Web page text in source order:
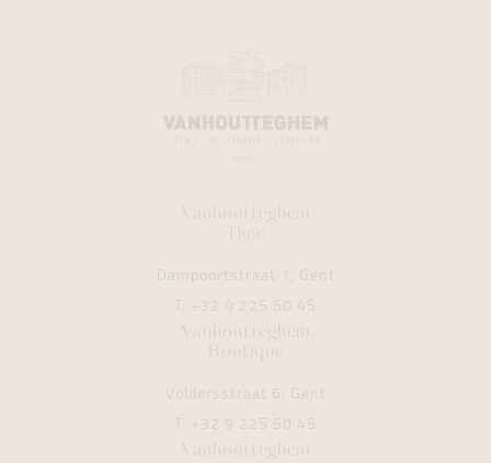
Vanhoutteghem
Time
Dampoortstraat 1, Gent
T. +32 9 225 50 45
Vanhoutteghem
Boutique
Voldersstraat 6, Gent
T. +32 9 225 50 45
Vanhoutteghem